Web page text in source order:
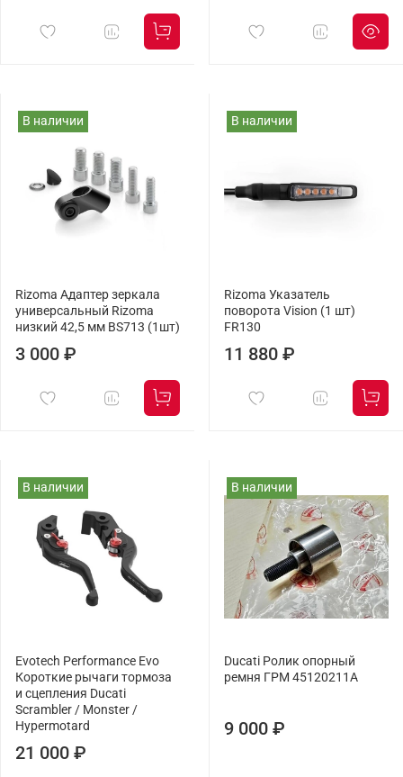
В наличии
Rizoma Адаптер зеркала
универсальный Rizoma
низкий 42,5 мм BS713 (1шт)
3 000 ₽
В наличии
Rizoma Указатель
поворота Vision (1 шт)
FR130
11 880 ₽
В наличии
Evotech Performance Evo
Короткие рычаги тормоза
и сцепления Ducati
Scrambler / Monster /
Hypermotard
21 000 ₽
В наличии
Ducati Ролик опорный
ремня ГРМ 45120211A
9 000 ₽